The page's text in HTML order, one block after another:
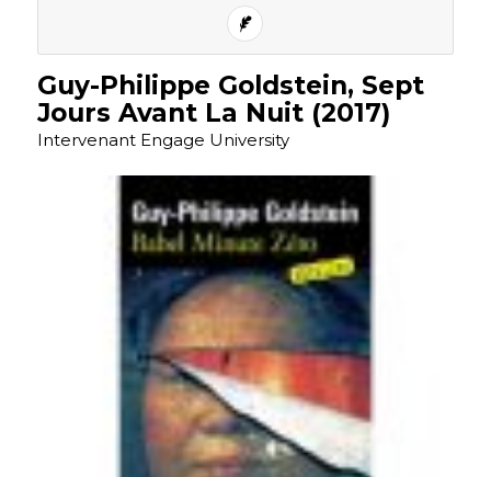
Guy-Philippe Goldstein, Sept
Jours Avant La Nuit (2017)
Intervenant Engage University